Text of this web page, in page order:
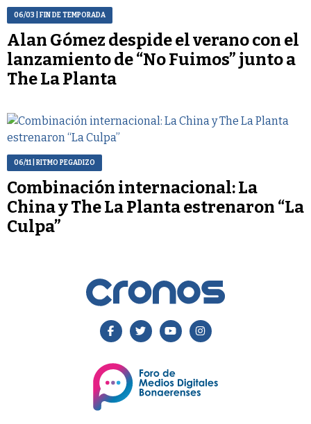
06/03 | FIN DE TEMPORADA
Alan Gómez despide el verano con el
lanzamiento de “No Fuimos” junto a
The La Planta
06/11| RITMO PEGADIZO
Combinación internacional: La
China y The La Planta estrenaron “La
Culpa”